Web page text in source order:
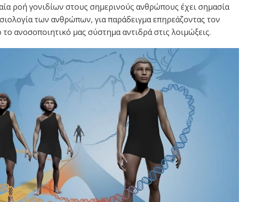
ροή γονιδίων στους σημερινούς ανθρώπους έχει σημασία
των ανθρώπων, για παράδειγμα επηρεάζοντας τον
ανοσοποιητικό μας σύστημα αντιδρά στις λοιμώξεις.